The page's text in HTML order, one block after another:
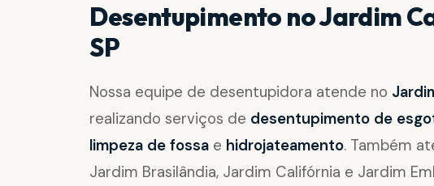
Desentupimento no Jardim
SP
Nossa equipe de desentupidora atende no
realizando serviços de desentupimento de
limpeza de fossa e hidrojateamento. Também
Jardim Brasilândia, Jardim Califórnia e Jardim